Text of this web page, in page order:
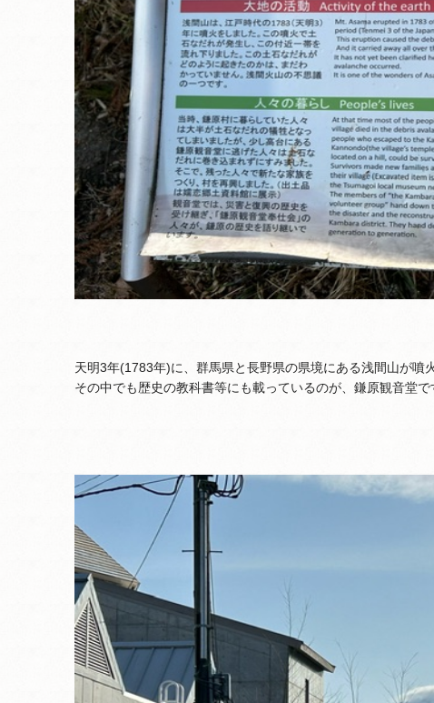
天明3年(1783年)に、群馬県と長野県の県境にある浅間山が噴
その中でも歴史の教科書等にも載っているのが、鎌原観音堂で